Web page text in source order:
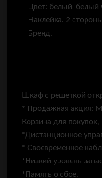
Цвет: белый,
Наклейка. 2
Бренд.
Шкаф с решеткой
* Продажная акция:
Корзина для покупок,
*Дистанционное
* Своевременное
*Низкий уровень
*Память о сбое.